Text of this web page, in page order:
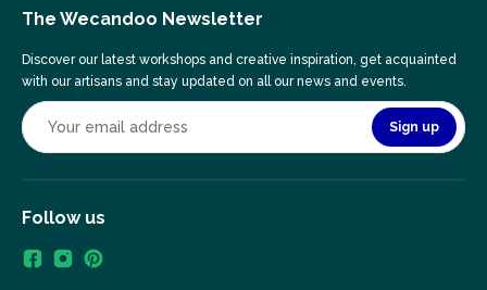
The Wecandoo Newsletter
Discover our latest workshops and creative inspiration, get acquainted
with our artisans and stay updated on all our news and events.
Sign up
Follow us